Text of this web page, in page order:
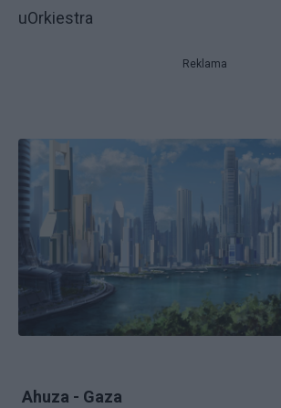
uOrkiestra
Reklama
Ahuza - Gaza